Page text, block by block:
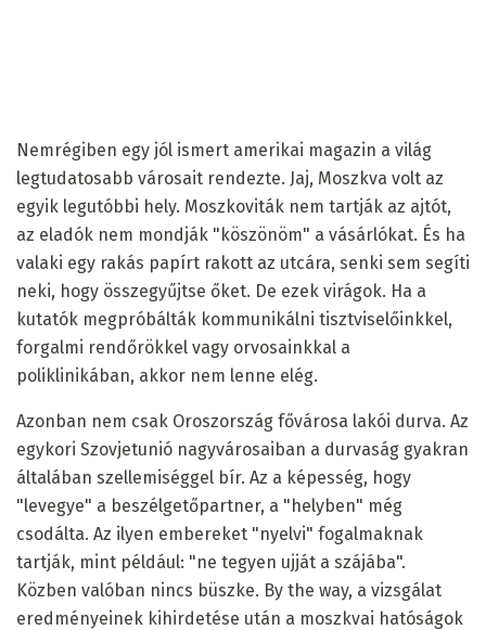
Nemrégiben egy jól ismert amerikai magazin a világ
legtudatosabb városait rendezte. Jaj, Moszkva volt az
egyik legutóbbi hely. Moszkoviták nem tartják az ajtót,
az eladók nem mondják "köszönöm" a vásárlókat. És ha
valaki egy rakás papírt rakott az utcára, senki sem segíti
neki, hogy összegyűjtse őket. De ezek virágok. Ha a
kutatók megpróbálták kommunikálni tisztviselőinkkel,
forgalmi rendőrökkel vagy orvosainkkal a
poliklinikában, akkor nem lenne elég.
Azonban nem csak Oroszország fővárosa lakói durva. Az
egykori Szovjetunió nagyvárosaiban a durvaság gyakran
általában szellemiséggel bír. Az a képesség, hogy
"levegye" a beszélgetőpartner, a "helyben" még
csodálta. Az ilyen embereket "nyelvi" fogalmaknak
tartják, mint például: "ne tegyen ujját a szájába".
Közben valóban nincs büszke. By the way, a vizsgálat
eredményeinek kihirdetése után a moszkvai hatóságok